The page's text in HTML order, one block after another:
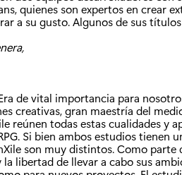
quienes son expertos en crear
a su gusto. Algunos de sus
de vital importancia para
creativas, gran maestría del
reúnen todas estas cualidades y
Si bien ambos estudios tienen
son muy distintos. Como
libertad de llevar a cabo sus